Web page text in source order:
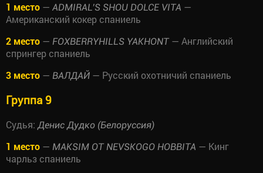
1 место — ADMIRAL’S SHOU DOLCE VITA —
Американский кокер спаниель
2 место — FOXBERRYHILLS YAKHONT— Английский
спрингер спаниель
3 место — ВАЛДАЙ — Русский охотничий спаниель
Группа 9
Судья: Денис Дудко (Белоруссия)
1 место — MAKSIM OT NEVSKOGO HOBBITA — Кинг
чарльз спаниель